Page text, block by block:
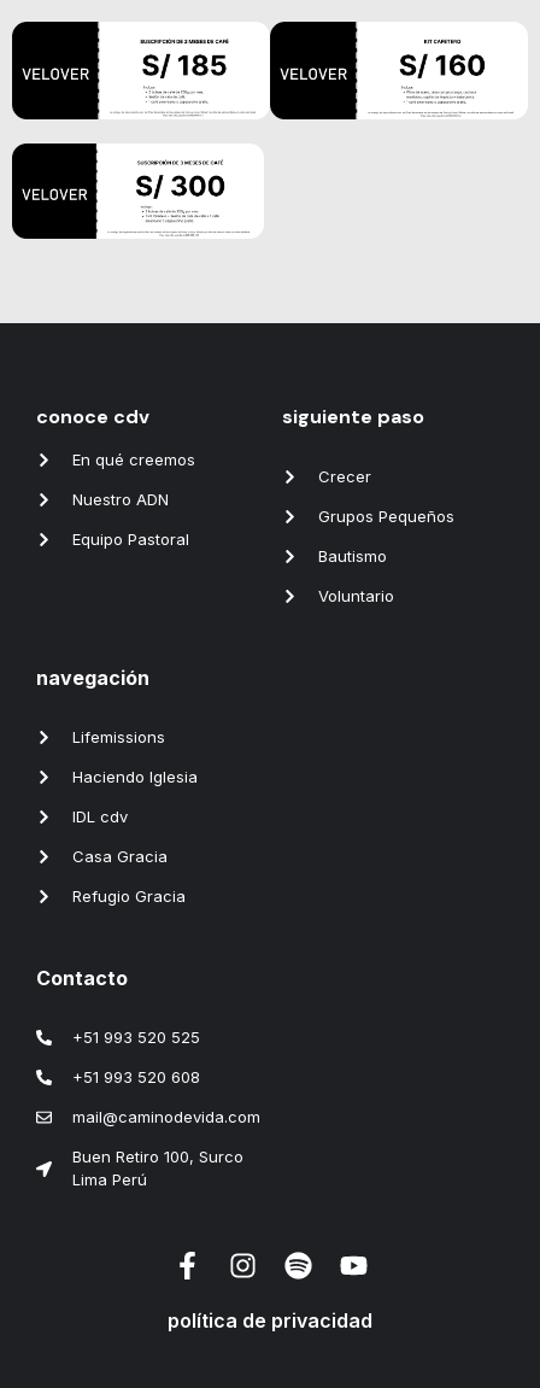
conoce cdv
En qué creemos
Nuestro ADN
Equipo Pastoral
siguiente paso
Crecer
Grupos Pequeños
Bautismo
Voluntario
navegación
Lifemissions
Haciendo Iglesia
IDL cdv
Casa Gracia
Refugio Gracia
Contacto
+51 993 520 525
+51 993 520 608
mail@caminodevida.com
Buen Retiro 100, Surco
Lima Perú
política de privacidad